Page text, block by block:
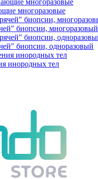
многоразовые
биопсии, многоразовый
биопсии, одноразовый
инородных тел